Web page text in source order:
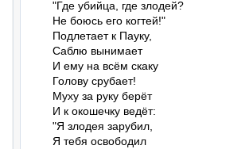
"Где убийца, где злодей?
Не боюсь его когтей!"
Подлетает к Пауку,
Саблю вынимает
И ему на всём скаку
Голову срубает!
Муху за руку берёт
И к окошечку ведёт:
"Я злодея зарубил,
Я тебя освободил